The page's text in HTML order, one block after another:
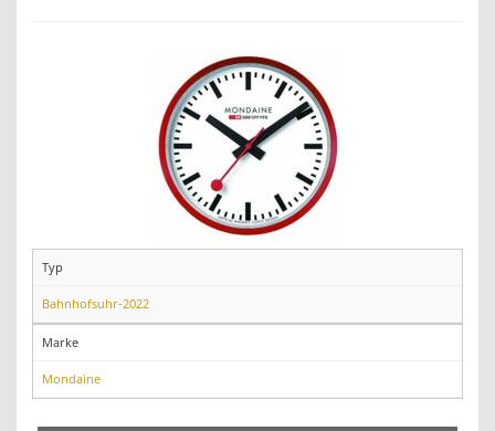
Typ
Bahnhofsuhr-2022
Marke
Mondaine